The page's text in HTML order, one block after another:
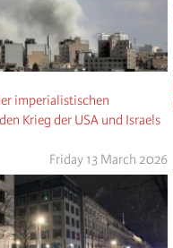
imperialistischen
Krieg der USA und Israels
Friday 13 March 2026